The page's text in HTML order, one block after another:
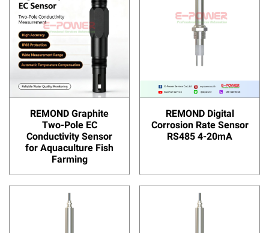
REMOND Graphite
Two-Pole EC
Conductivity Sensor
for Aquaculture Fish
Farming
REMOND Digital
Corrosion Rate Sensor
RS485 4-20mA